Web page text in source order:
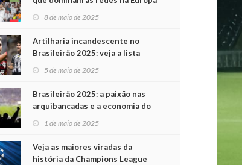
8 de maio de 2025
Artilharia incandescente no
Brasileirão 2025: veja a lista
atualizada
5 de maio de 2025
Brasileirão 2025: a paixão nas
arquibancadas e a economia do
futebol na primeira rodada
1 de maio de 2025
Veja as maiores viradas da
história da Champions League